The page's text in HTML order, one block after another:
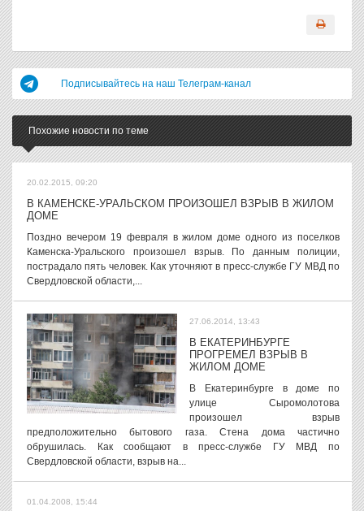
Подписывайтесь на наш Телеграм-канал
Похожие новости по теме
20.02.2015, 09:20
В КАМЕНСКЕ-УРАЛЬСКОМ ПРОИЗОШЕЛ ВЗРЫВ В ЖИЛОМ
ДОМЕ
Поздно вечером 19 февраля в жилом доме одного из поселков
Каменска-Уральского произошел взрыв. По данным полиции,
пострадало пять человек. Как уточняют в пресс-службе ГУ МВД по
Свердловской области,...
27.06.2014, 13:43
В ЕКАТЕРИНБУРГЕ
ПРОГРЕМЕЛ ВЗРЫВ В
ЖИЛОМ ДОМЕ
В Екатеринбурге в доме по
улице Сыромолотова
произошел взрыв
предположительно бытового газа. Стена дома частично
обрушилась. Как сообщают в пресс-службе ГУ МВД по
Свердловской области, взрыв на...
01.04.2008, 15:44